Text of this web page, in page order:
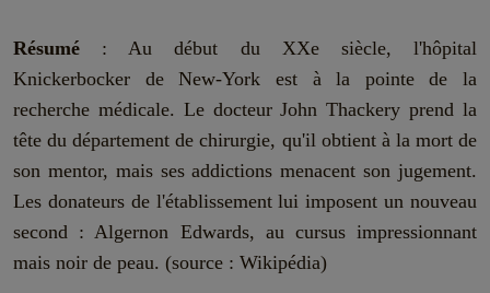
Résumé : Au début du XXe siècle, l'hôpital
Knickerbocker de New-York est à la pointe de la
recherche médicale. Le docteur John Thackery prend la
tête du département de chirurgie, qu'il obtient à la mort de
son mentor, mais ses addictions menacent son jugement.
Les donateurs de l'établissement lui imposent un nouveau
second : Algernon Edwards, au cursus impressionnant
mais noir de peau. (source : Wikipédia)